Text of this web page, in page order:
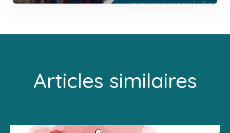
Articles similaires